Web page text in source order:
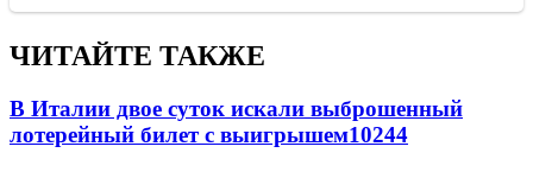
ЧИТАЙТЕ ТАКЖЕ
В Италии двое суток искали выброшенный
лотерейный билет с выигрышем10244